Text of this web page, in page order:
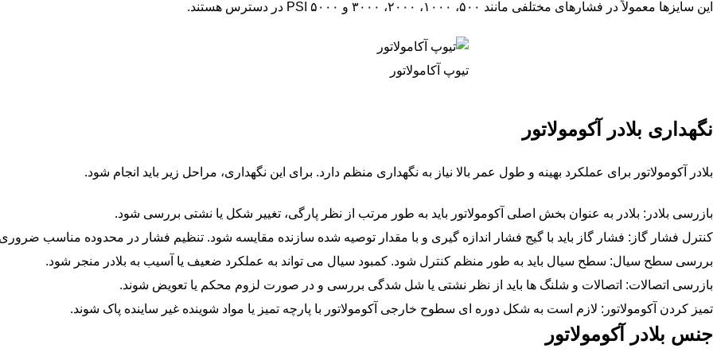
این سایزها معمولاً در فشارهای مختلفی مانند ۵۰۰، ۱۰۰۰، ۲۰۰۰، ۳۰۰۰ و ۵۰۰۰
PSI در دسترس هستند.
تیوپ آکامولاتور
نگهداری بلادر آکومولاتور
بلادر آکومولاتور برای عملکرد بهینه و طول عمر بالا نیاز به نگهداری منظم دارد. برای این نگهداری، مراحل زیر باید انجام شود.
بازرسی بلادر: بلادر به عنوان بخش اصلی آکومولاتور باید به طور مرتب از نظر پارگی، تغییر شکل یا نشتی بررسی شود.
کنترل فشار گاز: فشار گاز باید با گیج فشار اندازه گیری و با مقدار توصیه شده سازنده مقایسه شود. تنظیم فشار در محدوده مناسب
بررسی سطح سیال: سطح سیال باید به طور منظم کنترل شود. کمبود سیال می تواند به عملکرد ضعیف یا آسیب به بلادر منجر شود.
بازرسی اتصالات: اتصالات و شلنگ ها باید از نظر نشتی یا شل شدگی بررسی و در صورت لزوم محکم یا تعویض شوند.
تمیز کردن آکومولاتور: لازم است به شکل دوره ای سطوح خارجی آکومولاتور با پارچه تمیز یا مواد شوینده غیر ساینده پاک شوند.
جنس بلادر آکومولاتور